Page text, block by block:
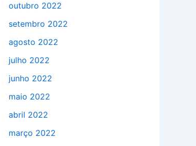
outubro 2022
setembro 2022
agosto 2022
julho 2022
junho 2022
maio 2022
abril 2022
março 2022